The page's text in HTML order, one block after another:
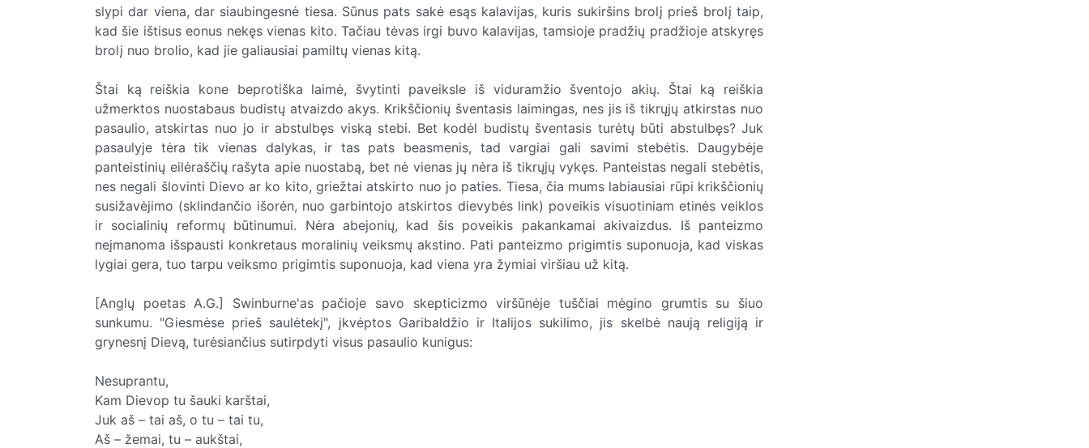
slypi dar viena, dar siaubingesnė tiesa. Sūnus pats sakė esąs kalavijas, kuris sukiršins brolį prieš brolį taip,
kad šie ištisus eonus nekęs vienas kito. Tačiau tėvas irgi buvo kalavijas, tamsioje pradžių pradžioje atskyręs
brolį nuo brolio, kad jie galiausiai pamiltų vienas kitą.
Štai ką reiškia kone beprotiška laimė, švytinti paveiksle iš viduramžio šventojo akių. Štai ką reiškia
užmerktos nuostabaus budistų atvaizdo akys. Krikščionių šventasis laimingas, nes jis iš tikrųjų atkirstas nuo
pasaulio, atskirtas nuo jo ir abstulbęs viską stebi. Bet kodėl budistų šventasis turėtų būti abstulbęs? Juk
pasaulyje tėra tik vienas dalykas, ir tas pats beasmenis, tad vargiai gali savimi stebėtis. Daugybėje
panteistinių eilėraščių rašyta apie nuostabą, bet nė vienas jų nėra iš tikrųjų vykęs. Panteistas negali stebėtis,
nes negali šlovinti Dievo ar ko kito, griežtai atskirto nuo jo paties. Tiesa, čia mums labiausiai rūpi krikščionių
susižavėjimo (sklindančio išorėn, nuo garbintojo atskirtos dievybės link) poveikis visuotiniam etinės veiklos
ir socialinių reformų būtinumui. Nėra abejonių, kad šis poveikis pakankamai akivaizdus. Iš panteizmo
neįmanoma išspausti konkretaus moralinių veiksmų akstino. Pati panteizmo prigimtis suponuoja, kad viskas
lygiai gera, tuo tarpu veiksmo prigimtis suponuoja, kad viena yra žymiai viršiau už kitą.
[Anglų poetas A.G.] Swinburne'as pačioje savo skepticizmo viršūnėje tuščiai mėgino grumtis su šiuo
sunkumu. "Giesmėse prieš saulėtekį", įkvėptos Garibaldžio ir Italijos sukilimo, jis skelbė naują religiją ir
grynesnį Dievą, turėsiančius sutirpdyti visus pasaulio kunigus:
Nesuprantu,
Kam Dievop tu šauki karštai,
Juk aš – tai aš, o tu – tai tu,
Aš – žemai, tu – aukštai,